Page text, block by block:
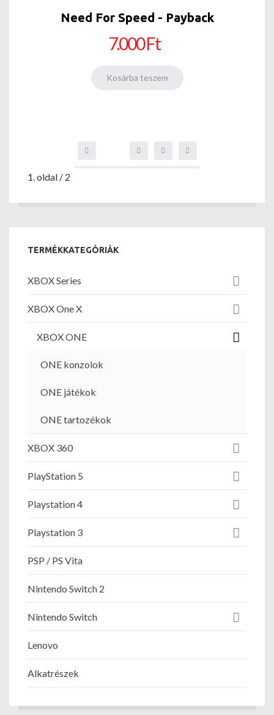
Need For Speed - Payback
7.000 Ft
1. oldal / 2
TERMÉKKATEGÓRIÁK
XBOX Series
XBOX One X
XBOX ONE
ONE konzolok
ONE játékok
ONE tartozékok
XBOX 360
PlayStation 5
Playstation 4
Playstation 3
PSP / PS Vita
Nintendo Switch 2
Nintendo Switch
Lenovo
Alkatrészek